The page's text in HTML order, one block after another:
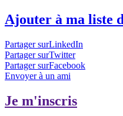
Ajouter à ma liste
Partager surLinkedIn
Partager surTwitter
Partager surFacebook
Envoyer à un ami
Je m'inscris